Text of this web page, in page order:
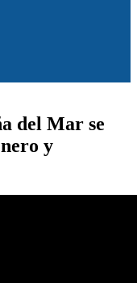
del Mar se
y